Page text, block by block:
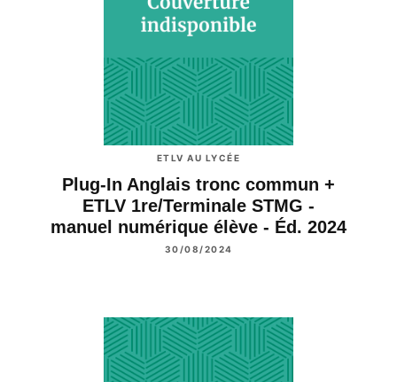
ETLV AU LYCÉE
Plug-In Anglais tronc commun +
ETLV 1re/Terminale STMG -
manuel numérique élève - Éd. 2024
30/08/2024